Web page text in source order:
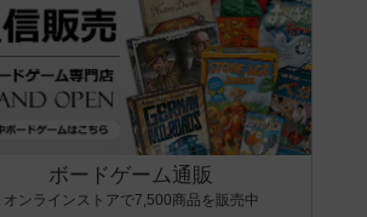
クッキング・海賊同士の対決など、ゲームコンセプトを絞
けの絞込機能です。例えば「ダイスロール」はランダ
ボードゲーム通販
オンラインストアで7,500商品を販売中